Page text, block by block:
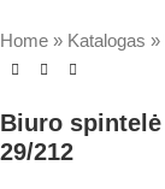
Home » Katalogas »
Biuro
29/212